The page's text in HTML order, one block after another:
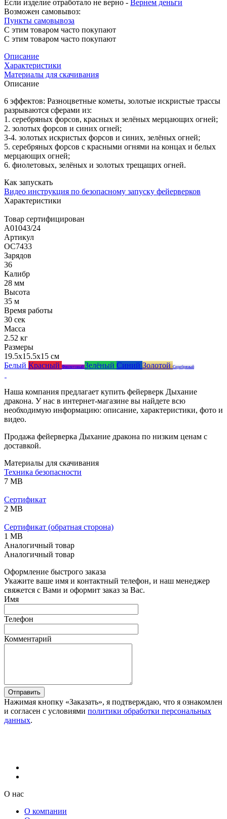
Если изделие отработало не верно - Вернем деньги
Возможен самовывоз:
Пункты самовывоза
С этим товаром часто покупают
С этим товаром часто покупают
Описание
Характеристики
Материалы для скачивания
Описание
6 эффектов: Разноцветные кометы, золотые искристые трассы
разрываются сферами из:
1. серебряных форсов, красных и зелёных мерцающих огней;
2. золотых форсов и синих огней;
3-4. золотых искристых форсов и синих, зелёных огней;
5. серебряных форсов с красными огнями на концах и белых
мерцающих огней;
6. фиолетовых, зелёных и золотых трещащих огней.
Как запускать
Видео инструкция по безопасному запуску фейерверков
Характеристики
Товар сертифицирован
A01043/24
Артикул
ОС7433
Зарядов
36
Калибр
28 мм
Высота
35 м
Время работы
30 сек
Масса
2.52 кг
Размеры
19.5x15.5x15 см
Белый Красный Фиолетовый Зелёный Синий ЗолотойСеребряный
Наша компания предлагает купить фейерверк Дыхание
дракона. У нас в интернет-магазине вы найдете всю
необходимую информацию: описание, характеристики, фото и
видео.
Продажа фейерверка Дыхание дракона по низким ценам с
доставкой.
Материалы для скачивания
Техника безопасности
7 MB
Сертификат
2 MB
Сертификат (обратная сторона)
1 MB
Аналогичный товар
Аналогичный товар
Оформление быстрого заказа
Укажите ваше имя и контактный телефон, и наш менеджер
свяжется с Вами и оформит заказ за Вас.
Имя
Телефон
Комментарий
Отправить
Нажимая кнопку «Заказать», я подтверждаю, что я ознакомлен
и согласен с условиями политики обработки персональных
данных.
О нас
О компании